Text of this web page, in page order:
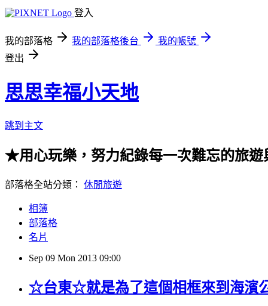
登入
我的部落格 我的部落格後台
我的帳號
登出
思思幸福小天地
跳到主文
★用心玩樂，努力紀錄每一次難忘的旅遊
部落格全站分類： 休閒旅遊
相簿
部落格
名片
Sep 09 Mon 2013 09:00
☆台東☆就是為了這個相框來到海濱